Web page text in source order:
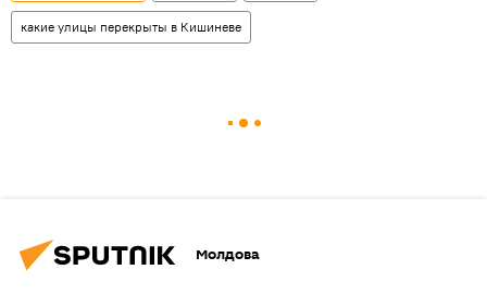
какие улицы перекрыты в Кишиневе
Молдова